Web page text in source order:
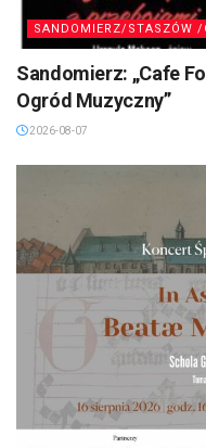
SANDOMIERZ/STASZÓW /
Sandomierz: „Cafe
Ogród Muzyczny”
2026-08-07